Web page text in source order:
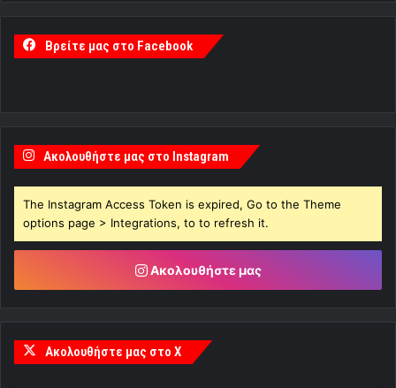
Βρείτε μας στο Facebook
Ακολουθήστε μας στο Instagram
The Instagram Access Token is expired, Go to the Theme
options page > Integrations, to to refresh it.
Ακολουθήστε μας
Ακολουθήστε μας στο X